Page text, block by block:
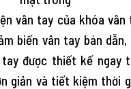
vân tay của khóa vân
biến vân tay bán
được thiết kế ngay
giản và tiết kiệm thời